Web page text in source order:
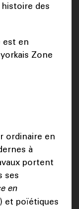
des
est en
Zone
ordinaire en
à
portent
ses
en
et poïétiques